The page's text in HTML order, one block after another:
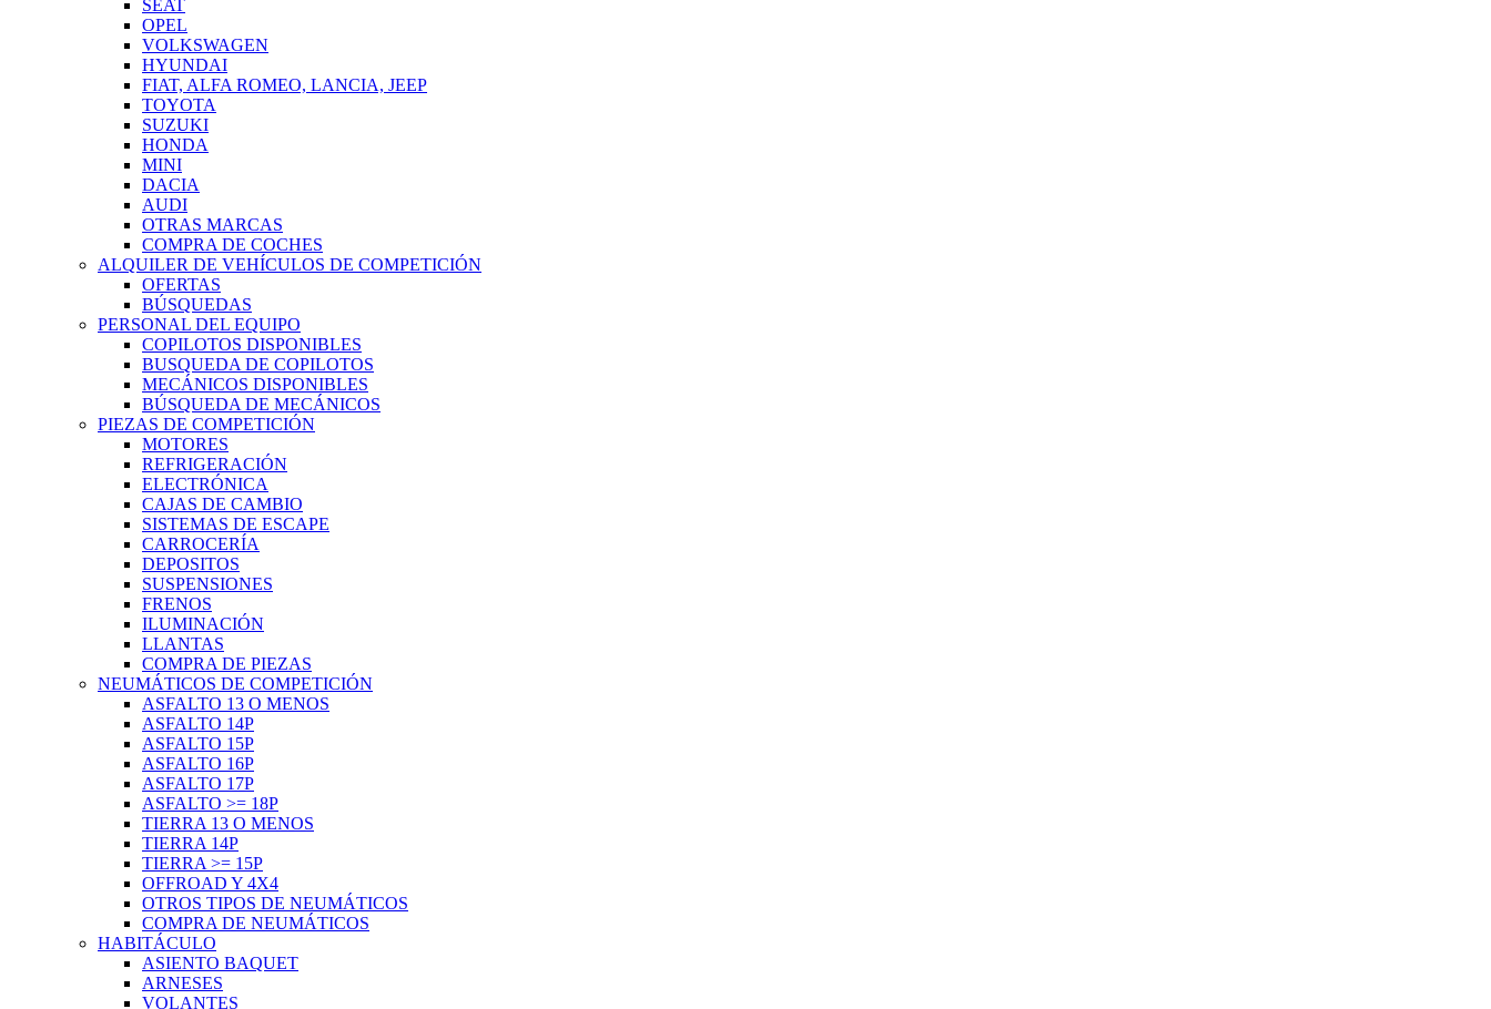
SEAT
OPEL
VOLKSWAGEN
HYUNDAI
FIAT, ALFA ROMEO, LANCIA, JEEP
TOYOTA
SUZUKI
HONDA
MINI
DACIA
AUDI
OTRAS MARCAS
COMPRA DE COCHES
ALQUILER DE VEHÍCULOS DE COMPETICIÓN
OFERTAS
BÚSQUEDAS
PERSONAL DEL EQUIPO
COPILOTOS DISPONIBLES
BUSQUEDA DE COPILOTOS
MECÁNICOS DISPONIBLES
BÚSQUEDA DE MECÁNICOS
PIEZAS DE COMPETICIÓN
MOTORES
REFRIGERACIÓN
ELECTRÓNICA
CAJAS DE CAMBIO
SISTEMAS DE ESCAPE
CARROCERÍA
DEPOSITOS
SUSPENSIONES
FRENOS
ILUMINACIÓN
LLANTAS
COMPRA DE PIEZAS
NEUMÁTICOS DE COMPETICIÓN
ASFALTO 13 O MENOS
ASFALTO 14P
ASFALTO 15P
ASFALTO 16P
ASFALTO 17P
ASFALTO >= 18P
TIERRA 13 O MENOS
TIERRA 14P
TIERRA >= 15P
OFFROAD Y 4X4
OTROS TIPOS DE NEUMÁTICOS
COMPRA DE NEUMÁTICOS
HABITÁCULO
ASIENTO BAQUET
ARNESES
VOLANTES